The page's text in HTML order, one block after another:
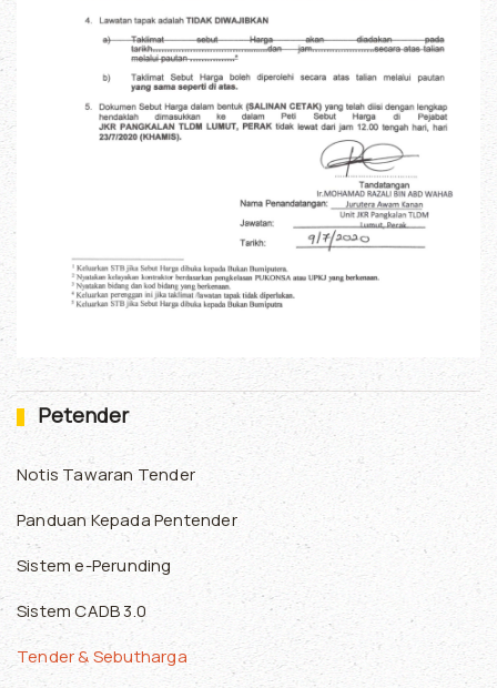
Petender
Notis Tawaran Tender
Panduan Kepada Pentender
Sistem e-Perunding
Sistem CADB 3.0
Tender & Sebutharga